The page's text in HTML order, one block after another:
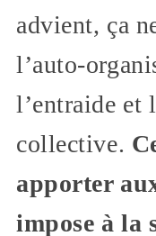
advient, ça
l’auto-
l’entraide et
collective.
apporter
impose à la